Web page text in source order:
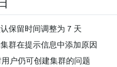
保留时间调整为 7 天
群在提示信息中添加原因
户仍可创建集群的问题